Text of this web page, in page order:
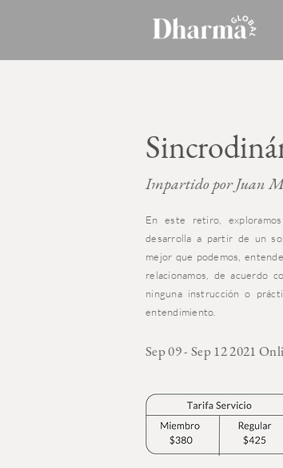
Impartido por Juan
En este retiro,
desarrolla a partir de un
mejor que podemos,
relacionamos, de acuerdo
ninguna instrucción o
entendimiento.
Sep 09 - Sep 12 2021